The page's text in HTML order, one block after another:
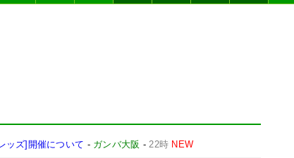
ッズ]開催について - ガンバ大阪 -22時 NEW